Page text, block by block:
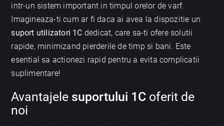
intr-un sistem important in timpul orelor de varf.
Imagineaza-ti cum ar fi daca ai avea la dispozitie un
suport utilizatori 1C dedicat, care sa-ti ofere solutii
rapide, minimizand pierderile de timp si bani. Este
esential sa actionezi rapid pentru a evita complicatii
suplimentare!
Avantajele suportului 1C oferit de
noi